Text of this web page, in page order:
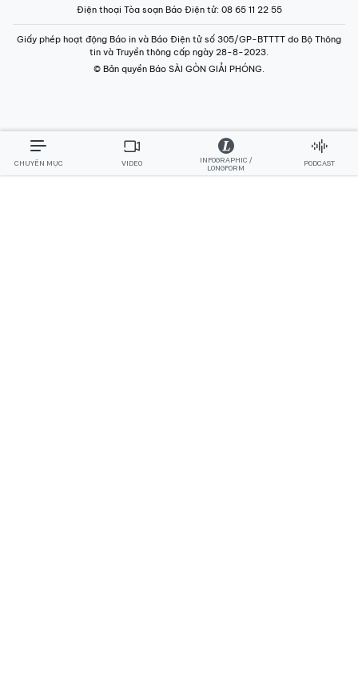
Điện thoại Tòa soạn Báo Điện tử: 08 65 11 22 55
Giấy phép hoạt động Báo in và Báo Điện tử số 305/GP-BTTTT do Bộ Thông
tin và Truyền thông cấp ngày 28-8-2023.
© Bản quyền Báo SÀI GÒN GIẢI PHÓNG.
CHUYÊN MỤC VIDEO
INFOGRAPHIC /
LONGFORM
PODCAST